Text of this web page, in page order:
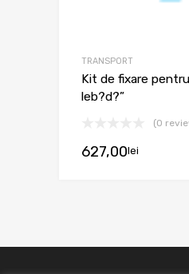
TRANSPORT
Kit de fixare
leb?d?”
(0
627,00lei